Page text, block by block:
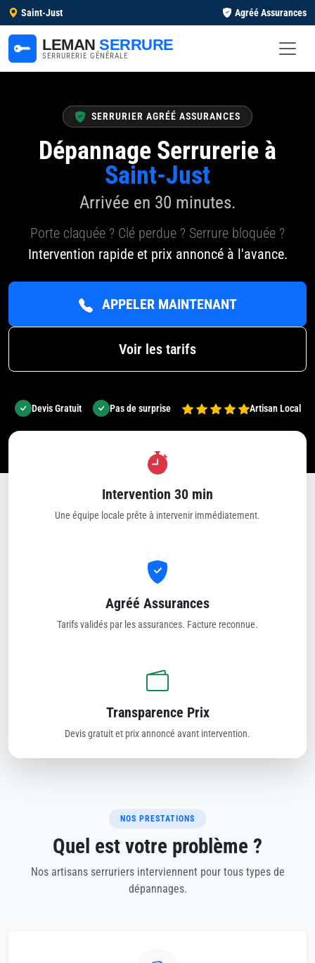
Saint-Just Agréé Assurances
LEMAN SERRURE
SERRURERIE GÉNÉRALE
SERRURIER AGRÉÉ ASSURANCES
Dépannage Serrurerie à
Saint-Just
Arrivée en 30 minutes.
Porte claquée ? Clé perdue ? Serrure bloquée ?
Intervention rapide et prix annoncé à l'avance.
APPELER MAINTENANT
Voir les tarifs
Devis Gratuit Pas de surprise Artisan Local
Intervention 30 min
Une équipe locale prête à intervenir immédiatement.
Agréé Assurances
Tarifs validés par les assurances. Facture reconnue.
Transparence Prix
Devis gratuit et prix annoncé avant intervention.
NOS PRESTATIONS
Quel est votre problème ?
Nos artisans serruriers interviennent pour tous types de
dépannages.